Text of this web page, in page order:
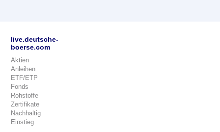
live.deutsche-
boerse.com
Aktien
Anleihen
ETF/ETP
Fonds
Rohstoffe
Zertifikate
Nachhaltig
Einstieg